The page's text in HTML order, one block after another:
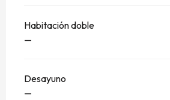
Habitación doble
—
Desayuno
—